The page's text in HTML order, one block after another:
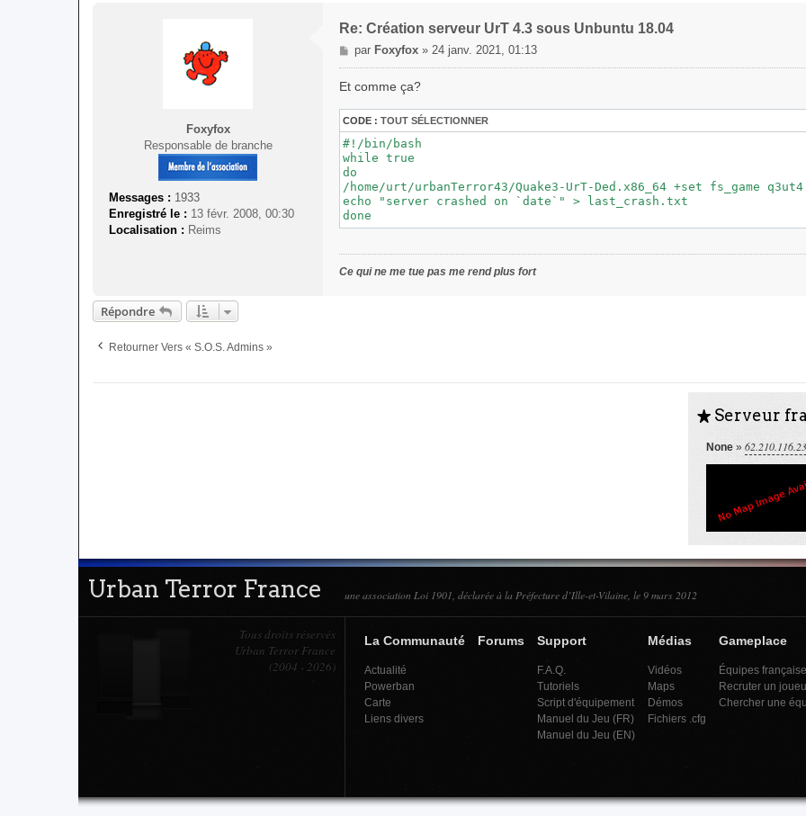
Foxyfox
Responsable de branche
Messages : 1933
Enregistré le : 13 févr. 2008, 00:30
Localisation : Reims
Re: Création serveur UrT 4.3 sous Unbuntu 18.04
M
e
s
a
g
e
par Foxyfox» 24 janv. 2021, 01:13
Et comme ça?
CODE : TOUT SÉLECTIONNER
#!/bin/bash
while true
do
/home/urt/urbanTerror43/Quake3-UrT-Ded.x86_64 +set fs_game
echo "server crashed on `date`" > last_crash.txt
done
Ce qui ne me tue pas me rend plus fort
Répondre
Retourner Vers « S.O.S. Admins »
S Serveur
None »
Urban Terror France une association Loi 1901, déclarée à la Préfecture d’Ille-et-Vilaine, le 9 mars 2012
Tous droits réservés
Urban Terror France
(2004 - 2026)
La Communauté
Actualité
Powerban
Carte
Liens divers
Forums Support
F.A.Q.
Tutoriels
Script d'équipement
Manuel du Jeu (FR)
Manuel du Jeu (EN)
Médias
Vidéos
Maps
Démos
Fichiers .cfg
Gameplace
Équipes
Recruter un
Chercher une